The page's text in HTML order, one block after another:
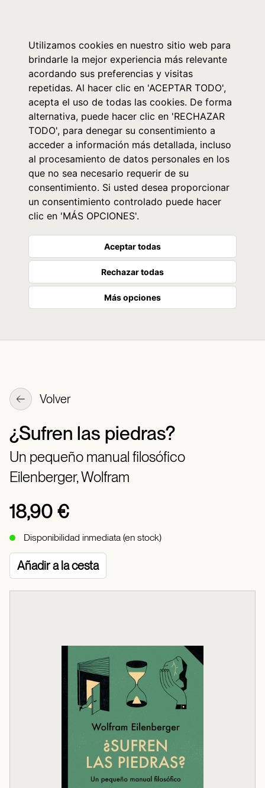
Utilizamos cookies en nuestro sitio web para
brindarle la mejor experiencia más relevante
acordando sus preferencias y visitas
repetidas. Al hacer clic en 'ACEPTAR TODO',
acepta el uso de todas las cookies. De forma
alternativa, puede hacer clic en 'RECHAZAR
TODO', para denegar su consentimiento a
acceder a información más detallada, incluso
al procesamiento de datos personales en los
que no sea necesario requerir de su
consentimiento. Si usted desea proporcionar
un consentimiento controlado puede hacer
clic en 'MÁS OPCIONES'.
Aceptar todas
Rechazar todas
Más opciones
Volver
¿Sufren las piedras?
Un pequeño manual filosófico
Eilenberger, Wolfram
18,90 €
Disponibilidad inmediata (en stock)
Añadir a la cesta